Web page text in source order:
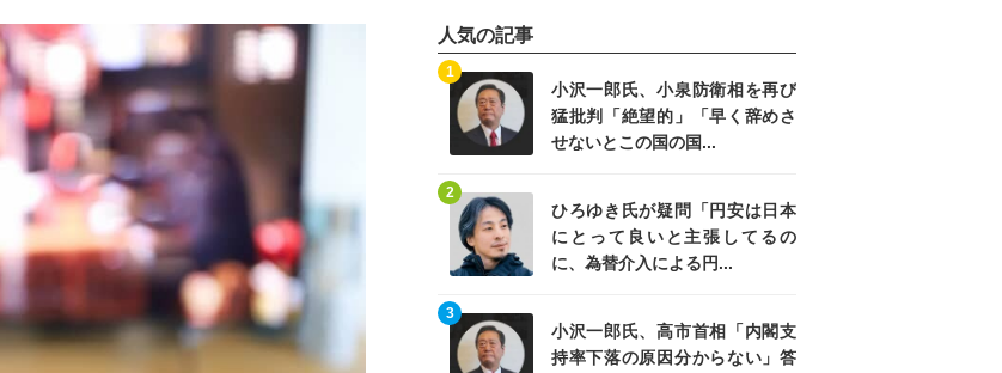
人気の記事
小沢一郎氏、小泉防衛相を再び
猛批判「絶望的」「早く辞めさ
せないとこの国の国...
1
ひろゆき氏が疑問「円安は日本
にとって良いと主張してるの
に、為替介入による円...
2
小沢一郎氏、高市首相「内閣支
持率下落の原因分からない」答
3